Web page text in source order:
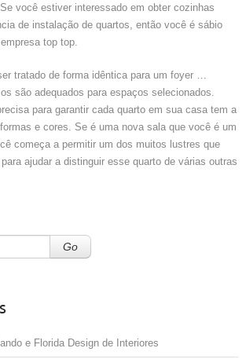
você estiver interessado em obter cozinhas
de instalação de quartos, então você é sábio
top top.
tratado de forma idêntica para um foyer …
são adequados para espaços selecionados.
para garantir cada quarto em sua casa tem a
e cores. Se é uma nova sala que você é um
começa a permitir um dos muitos lustres que
ajudar a distinguir esse quarto de várias outras
Go
e Florida Design de Interiores